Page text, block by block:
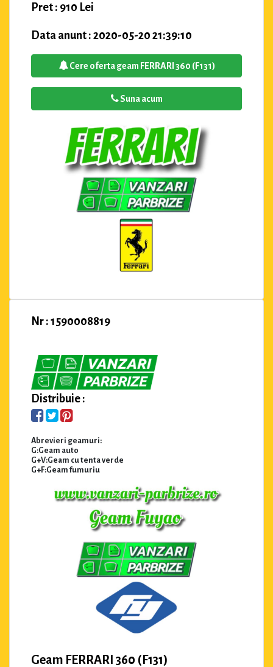
Pret : 910 Lei
Data anunt : 2020-05-20 21:39:10
Cere oferta geam FERRARI 360 (F131)
Suna acum
Nr : 1590008819
Distribuie :
Abrevieri geamuri:
G:Geam auto
G+V:Geam cu tenta verde
G+F:Geam fumuriu
Geam FERRARI 360 (F131)